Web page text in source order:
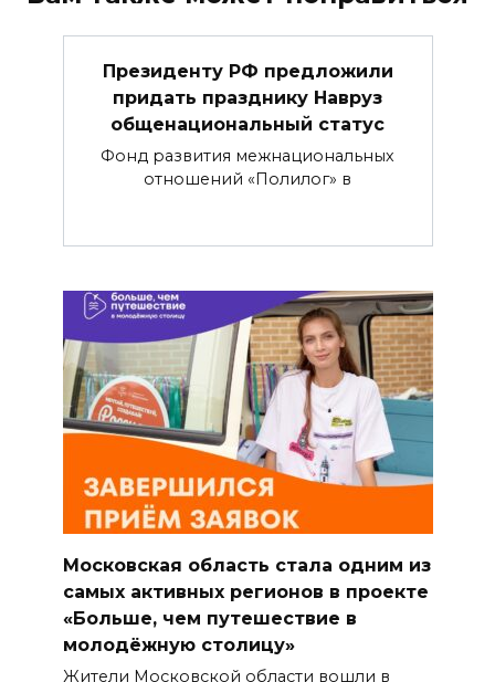
Президенту РФ предложили
придать празднику Навруз
общенациональный статус
Фонд развития межнациональных
отношений «Полилог» в
Московская область стала одним из
самых активных регионов в проекте
«Больше, чем путешествие в
молодёжную столицу»
Жители Московской области вошли в